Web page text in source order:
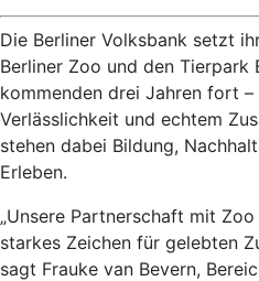
Die Berliner Volksbank setzt
Berliner Zoo und den Tierpark
kommenden drei Jahren fort
Verlässlichkeit und echtem
stehen dabei Bildung,
Erleben.
„Unsere Partnerschaft mit
starkes Zeichen für gelebten
sagt Frauke van Bevern,